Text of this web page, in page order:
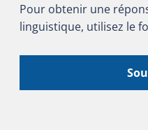
Pour obtenir une
linguistique, utilisez le